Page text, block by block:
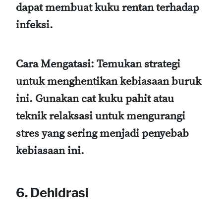
dapat membuat kuku rentan terhadap
infeksi.
Cara Mengatasi: Temukan strategi
untuk menghentikan kebiasaan buruk
ini. Gunakan cat kuku pahit atau
teknik relaksasi untuk mengurangi
stres yang sering menjadi penyebab
kebiasaan ini.
6. Dehidrasi